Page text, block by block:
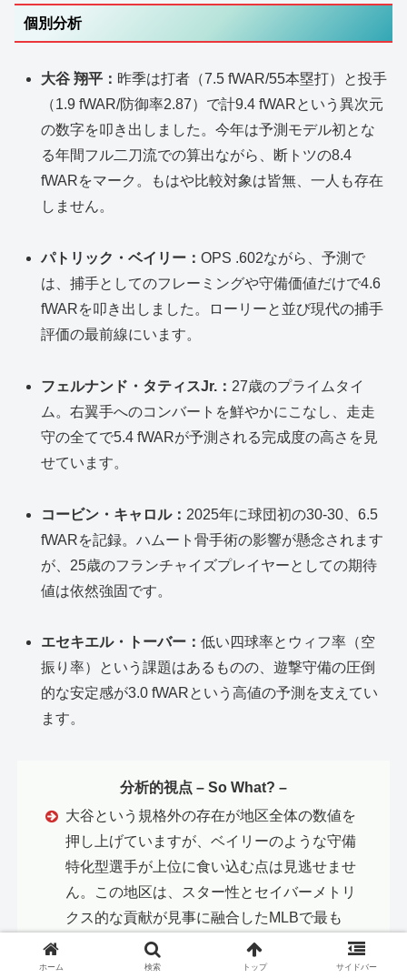
個別分析
大谷 翔平： 昨季は打者（7.5 fWAR/55本塁打）と投手
（1.9 fWAR/防御率2.87）で計9.4 fWARという異次元
の数字を叩き出しました。今年は予測モデル初とな
る年間フル二刀流での算出ながら、断トツの8.4
fWARをマーク。もはや比較対象は皆無、一人も存在
しません。
パトリック・ベイリー：OPS .602ながら、予測で
は、捕手としてのフレーミングや守備価値だけで4.6
fWARを叩き出しました。ローリーと並び現代の捕手
評価の最前線にいます。
フェルナンド・タティスJr.： 27歳のプライムタイ
ム。右翼手へのコンバートを鮮やかにこなし、走走
守の全てで5.4 fWARが予測される完成度の高さを見
せています。
コービン・キャロル： 2025年に球団初の30-30、6.5
fWARを記録。ハムート骨手術の影響が懸念されます
が、25歳のフランチャイズプレイヤーとしての期待
値は依然強固です。
エセキエル・トーバー：低い四球率とウィフ率（空
振り率）という課題はあるものの、遊撃守備の圧倒
的な安定感が3.0 fWARという高値の予測を支えてい
ます。
分析的視点 – So What? –
大谷という規格外の存在が地区全体の数値を
押し上げていますが、ベイリーのような守備
特化型選手が上位に食い込む点は見逃せませ
ん。この地区は、スター性とセイバーメトリ
クス的な貢献が見事に融合したMLBで最も
「熱を帯びた磁場」と言えるでしょう。
ホーム 検索 トップ サイドバー